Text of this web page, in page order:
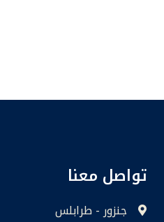
تواصل معنا
جنزور - طرابلس